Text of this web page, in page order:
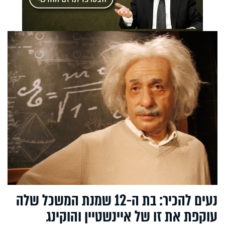
נעים להכיר: בת ה-12 שמנת המשכל שלה
עוקפת את זו של איינשטיין והוקינג